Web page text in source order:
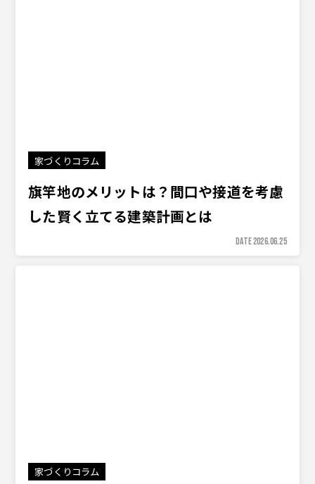
家づくりコラム
旗竿地のメリットは？間口や接道を考慮
した賢く立てる建築計画とは
DATE 2026.06.25
家づくりコラム